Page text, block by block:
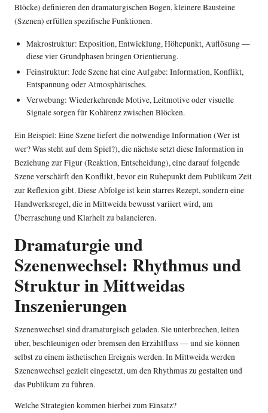
Blöcke) definieren den dramaturgischen Bogen, kleinere Bausteine
(Szenen) erfüllen spezifische Funktionen.
Makrostruktur: Exposition, Entwicklung, Höhepunkt, Auflösung —
diese vier Grundphasen bringen Orientierung.
Feinstruktur: Jede Szene hat eine Aufgabe: Information, Konflikt,
Entspannung oder Atmosphärisches.
Verwebung: Wiederkehrende Motive, Leitmotive oder visuelle
Signale sorgen für Kohärenz zwischen Blöcken.
Ein Beispiel: Eine Szene liefert die notwendige Information (Wer ist
wer? Was steht auf dem Spiel?), die nächste setzt diese Information in
Beziehung zur Figur (Reaktion, Entscheidung), eine darauf folgende
Szene verschärft den Konflikt, bevor ein Ruhepunkt dem Publikum Zeit
zur Reflexion gibt. Diese Abfolge ist kein starres Rezept, sondern eine
Handwerksregel, die in Mittweida bewusst variiert wird, um
Überraschung und Klarheit zu balancieren.
Dramaturgie und
Szenenwechsel: Rhythmus und
Struktur in Mittweidas
Inszenierungen
Szenenwechsel sind dramaturgisch geladen. Sie unterbrechen, leiten
über, beschleunigen oder bremsen den Erzählfluss — und sie können
selbst zu einem ästhetischen Ereignis werden. In Mittweida werden
Szenenwechsel gezielt eingesetzt, um den Rhythmus zu gestalten und
das Publikum zu führen.
Welche Strategien kommen hierbei zum Einsatz?